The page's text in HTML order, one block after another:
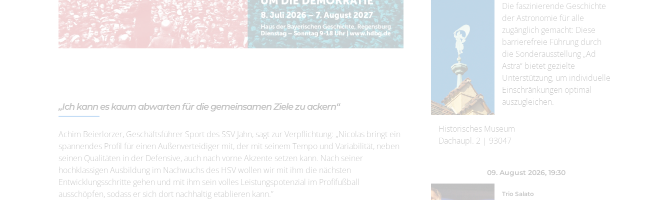
„Ich kann es kaum abwarten für die gemeinsamen Ziele zu ackern“
Achim Beierlorzer, Geschäftsführer Sport des SSV Jahn, sagt zur Verpflichtung: „Nicolas bringt ein
spannendes Profil für einen Außenverteidiger mit, der mit seinem Tempo und Variabilität, neben
seinen Qualitäten in der Defensive, auch nach vorne Akzente setzen kann. Nach seiner
hochklassigen Ausbildung im Nachwuchs des HSV wollen wir mit ihm die nächsten
Entwicklungsschritte gehen und mit ihm sein volles Leistungspotenzial im Profifußball
ausschöpfen, sodass er sich dort nachhaltig etablieren kann.”
Die faszinierende Geschichte
der Astronomie für alle
zugänglich gemacht: Diese
barrierefreie Führung durch
die Sonderausstellung „Ad
Astra“ bietet gezielte
Unterstützung, um individuelle
Einschränkungen optimal
auszugleichen.
Historisches Museum
Dachaupl. 2 | 93047
09. August 2026, 19:30
Trio Salato